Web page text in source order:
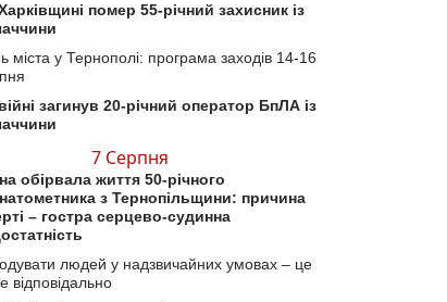
помер 55-річний захисник із
міста у Тернополі: програма заходів 14-16
загинув 20-річний оператор БпЛА із
7 Серпня
обірвала життя 50-річного
з Тернопільщини: причина
– гостра серцево-судинна
людей у надзвичайних умовах – це
відповідально